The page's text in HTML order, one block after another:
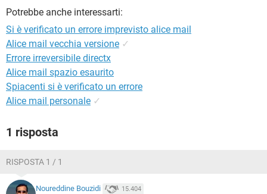
Potrebbe anche interessarti:
Si è verificato un errore imprevisto alice mail
Alice mail vecchia versione ✓
Errore irreversibile directx
Alice mail spazio esaurito
Spiacenti si è verificato un errore
Alice mail personale ✓
1 risposta
RISPOSTA 1 / 1
Noureddine Bouzidi 15.404